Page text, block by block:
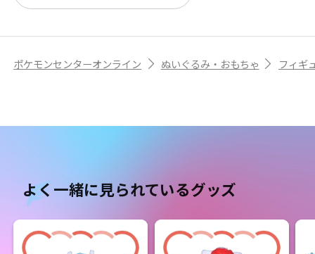
ポケモンセンターオンライン ぬいぐるみ・おもちゃ フィギ
よく一緒に見られているグッズ